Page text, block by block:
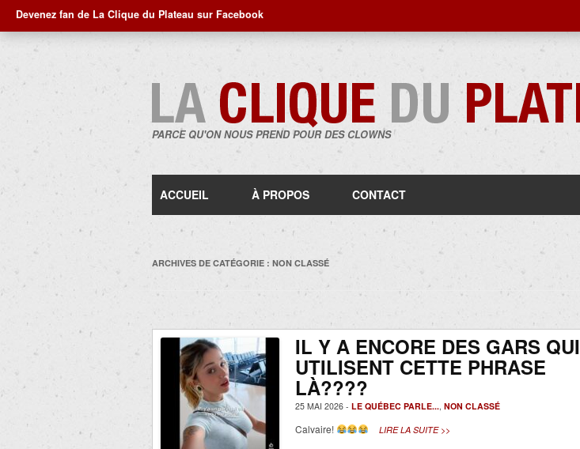
Devenez fan de La Clique du Plateau sur Facebook
PARCE QU'ON NOUS PREND POUR DES CLOWNS
au
ACCUEIL À PROPOS CONTACT
ARCHIVES DE CATÉGORIE : NON CLASSÉ
IL Y A ENCORE DES GARS QUI
UTILISENT CETTE PHRASE
LÀ????
25 MAI 2026 - LE QUÉBEC PARLE..., NON CLASSÉ
Calvaire! LIRE LA SUITE >>